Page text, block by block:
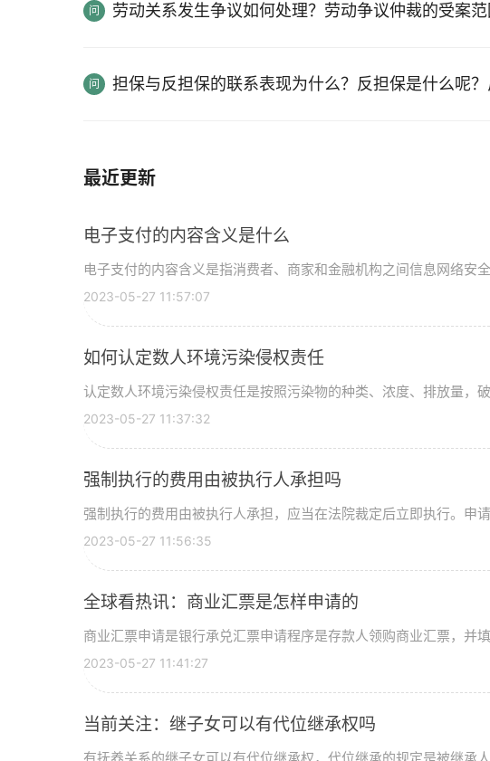
劳动关系发生争议如何处理？劳动争议仲裁的受案范
担保与反担保的联系表现为什么？反担保是什么呢
最近更新
电子支付的内容含义是什么
电子支付的内容含义是指消费者、商家和金融机构之间信息网络安
2023-05-27 11:57:07
如何认定数人环境污染侵权责任
认定数人环境污染侵权责任是按照污染物的种类、浓度、排放量，
2023-05-27 11:37:32
强制执行的费用由被执行人承担吗
强制执行的费用由被执行人承担，应当在法院裁定后立即执行。申
2023-05-27 11:56:35
全球看热讯：商业汇票是怎样申请的
商业汇票申请是银行承兑汇票申请程序是存款人领购商业汇票，并
2023-05-27 11:41:27
当前关注：继子女可以有代位继承权吗